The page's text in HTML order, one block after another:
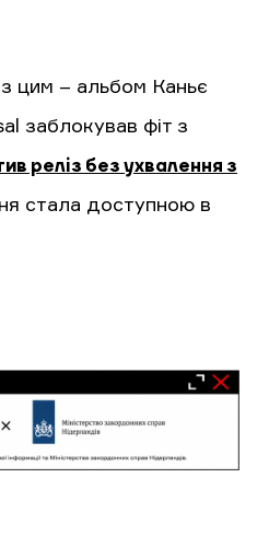
з цим – альбом Каньє
заблокував фіт з
реліз без ухвалення з
стала доступною в